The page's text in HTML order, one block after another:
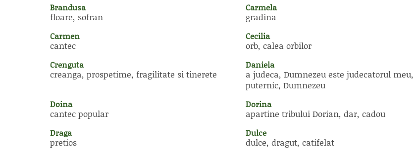
Brandusa
floare, sofran
Carmela
gradina
Carmen
cantec
Cecilia
orb, calea orbilor
Crenguta
creanga, prospetime, fragilitate si tinerete
Daniela
a judeca, Dumnezeu este judecatorul meu,
puternic, Dumnezeu
Doina
cantec popular
Dorina
apartine tribului Dorian, dar, cadou
Draga
pretios
Dulce
dulce, dragut, catifelat